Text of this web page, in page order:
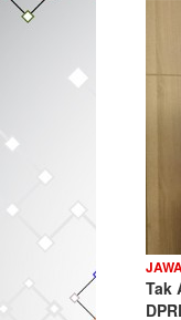
Tak